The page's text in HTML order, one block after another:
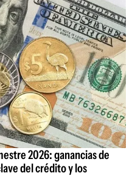
2026: ganancias de
del crédito y los